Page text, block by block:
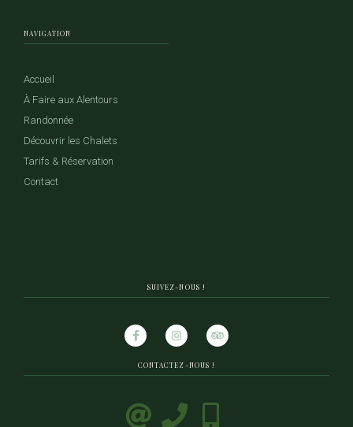
NAVIGATION
Accueil
À Faire aux Alentours
Randonnée
Découvrir les Chalets
Tarifs & Réservation
Contact
SUIVEZ-NOUS !
CONTACTEZ-NOUS !